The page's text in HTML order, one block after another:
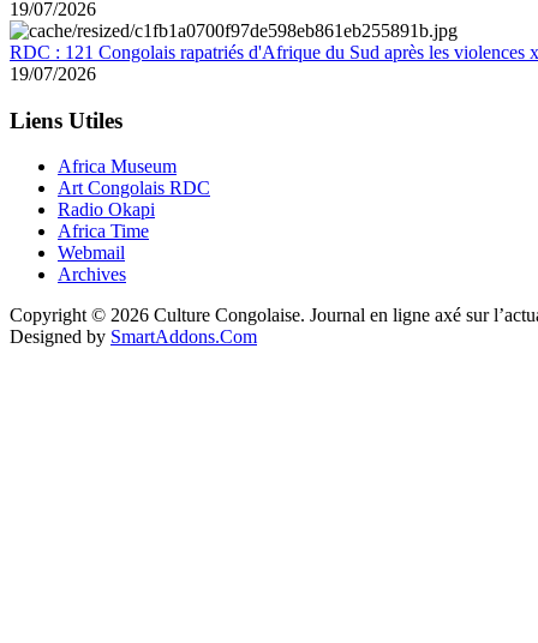
19/07/2026
RDC : 121 Congolais rapatriés d'Afrique du Sud après les violences
19/07/2026
Liens Utiles
Africa Museum
Art Congolais RDC
Radio Okapi
Africa Time
Webmail
Archives
Copyright © 2026 Culture Congolaise. Journal en ligne axé sur
Designed by SmartAddons.Com